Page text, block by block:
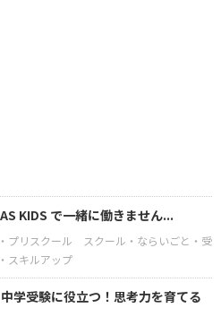
KIDS で一緒に働きません...
プリスクール
スクール・ならいごと・受
スキルアップ
中学受験に役立つ！思考力を育てる